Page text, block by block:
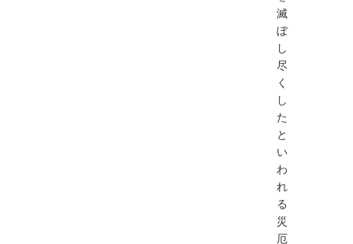
滅
ぼ
し
尽
く
し
た
と
い
わ
れ
る
災
厄